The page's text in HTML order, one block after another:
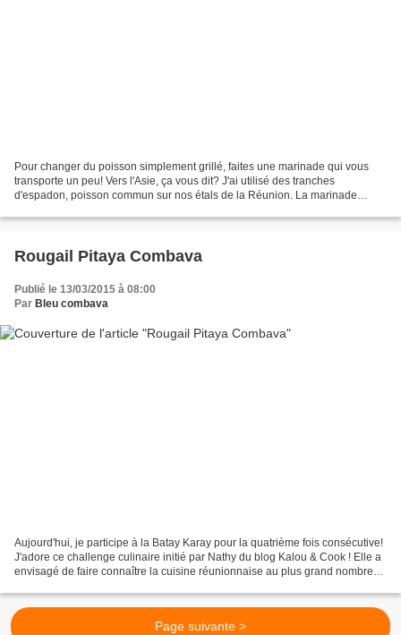
Pour changer du poisson simplement grillé, faites une marinade qui vous
transporte un peu! Vers l'Asie, ça vous dit? J'ai utilisé des tranches
d'espadon, poisson commun sur nos étals de la Réunion. La marinade
Rougail Pitaya Combava
Publié le 13/03/2015 à 08:00
Par Bleu combava
Aujourd'hui, je participe à la Batay Karay pour la quatrième fois consécutive!
J'adore ce challenge culinaire initié par Nathy du blog Kalou & Cook ! Elle a
envisagé de faire connaître la cuisine réunionnaise au plus grand nombre
Page suivante >